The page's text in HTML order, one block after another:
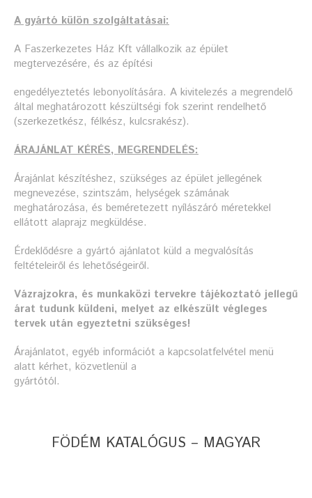
A gyártó külön szolgáltatásai:
A Faszerkezetes Ház Kft vállalkozik az épület
megtervezésére, és az építési
engedélyeztetés lebonyolítására. A kivitelezés a megrendelő
által meghatározott készültségi fok szerint rendelhető
(szerkezetkész, félkész, kulcsrakész).
ÁRAJÁNLAT KÉRÉS, MEGRENDELÉS:
Árajánlat készítéshez, szükséges az épület jellegének
megnevezése, szintszám, helységek számának
meghatározása, és beméretezett nyílászáró méretekkel
ellátott alaprajz megküldése.
Érdeklődésre a gyártó ajánlatot küld a megvalósítás
feltételeiről és lehetőségeiről.
Vázrajzokra, és munkaközi tervekre tájékoztató jellegű
árat tudunk küldeni, melyet az elkészült végleges
tervek után egyeztetni szükséges!
Árajánlatot, egyéb információt a kapcsolatfelvétel menü
alatt kérhet, közvetlenül a
gyártótól.
FÖDÉM KATALÓGUS – MAGYAR